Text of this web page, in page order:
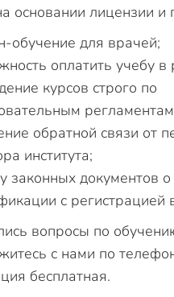
основании лицензии и
обучение для врачей;
оплатить учебу в
курсов строго по
обратной связи от
института;
законных документов
с
вопросы по
с нами по
бесплатная.